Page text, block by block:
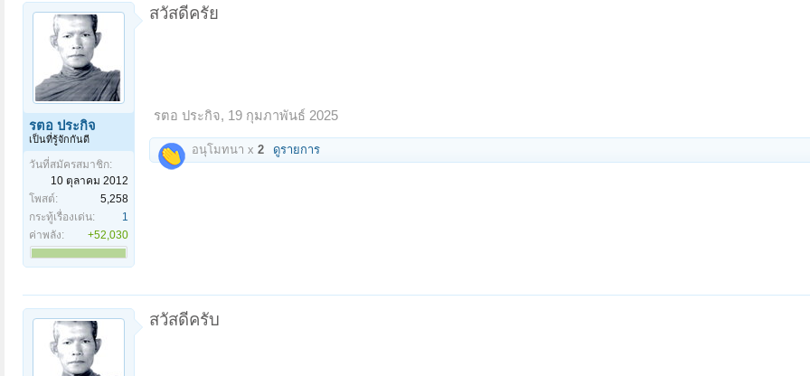
รตอ ประกิจ
เป็นที่รู้จักกันดี
วันที่สมัครสมาชิก:
10 ตุลาคม 2012
โพสต์:
5,258
กระทู้เรื่องเด่น:
1
ค่าพลัง:
+52,030
สวัสดีครัย
รตอ ประกิจ, 19 กุมภาพันธ์ 2025
อนุโมทนา x 2 ดูรายการ
สวัสดีครับ